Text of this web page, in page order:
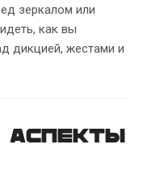
зеркалом или
как вы
дикцией, жестами и
аспекты